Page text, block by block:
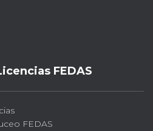
FEDAS
FEDAS